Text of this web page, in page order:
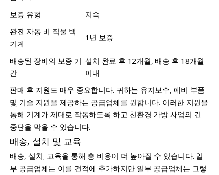
보증 유형
지속
완전 자동 비 직물 백
기계
1년 보증
배송된 장비의 보증 기
간
설치 완료 후 12개월, 배송 후 18개월
이내
판매 후 지원도 매우 중요합니다. 귀하는 유지보수, 예비 부품
및 기술 지원을 제공하는 공급업체를 원합니다. 이러한 지원을
통해 기계가 제대로 작동하도록 하고 친환경 가방 사업의 긴
중단을 막을 수 있습니다.
배송, 설치 및 교육
배송, 설치, 교육을 통해 총 비용이 더 높아질 수 있습니다. 일
부 공급업체는 이를 견적에 추가하지만 일부 공급업체는 그렇